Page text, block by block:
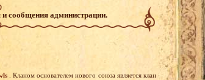
сообщения администрации.
. Кланом основателем нового союза является клан